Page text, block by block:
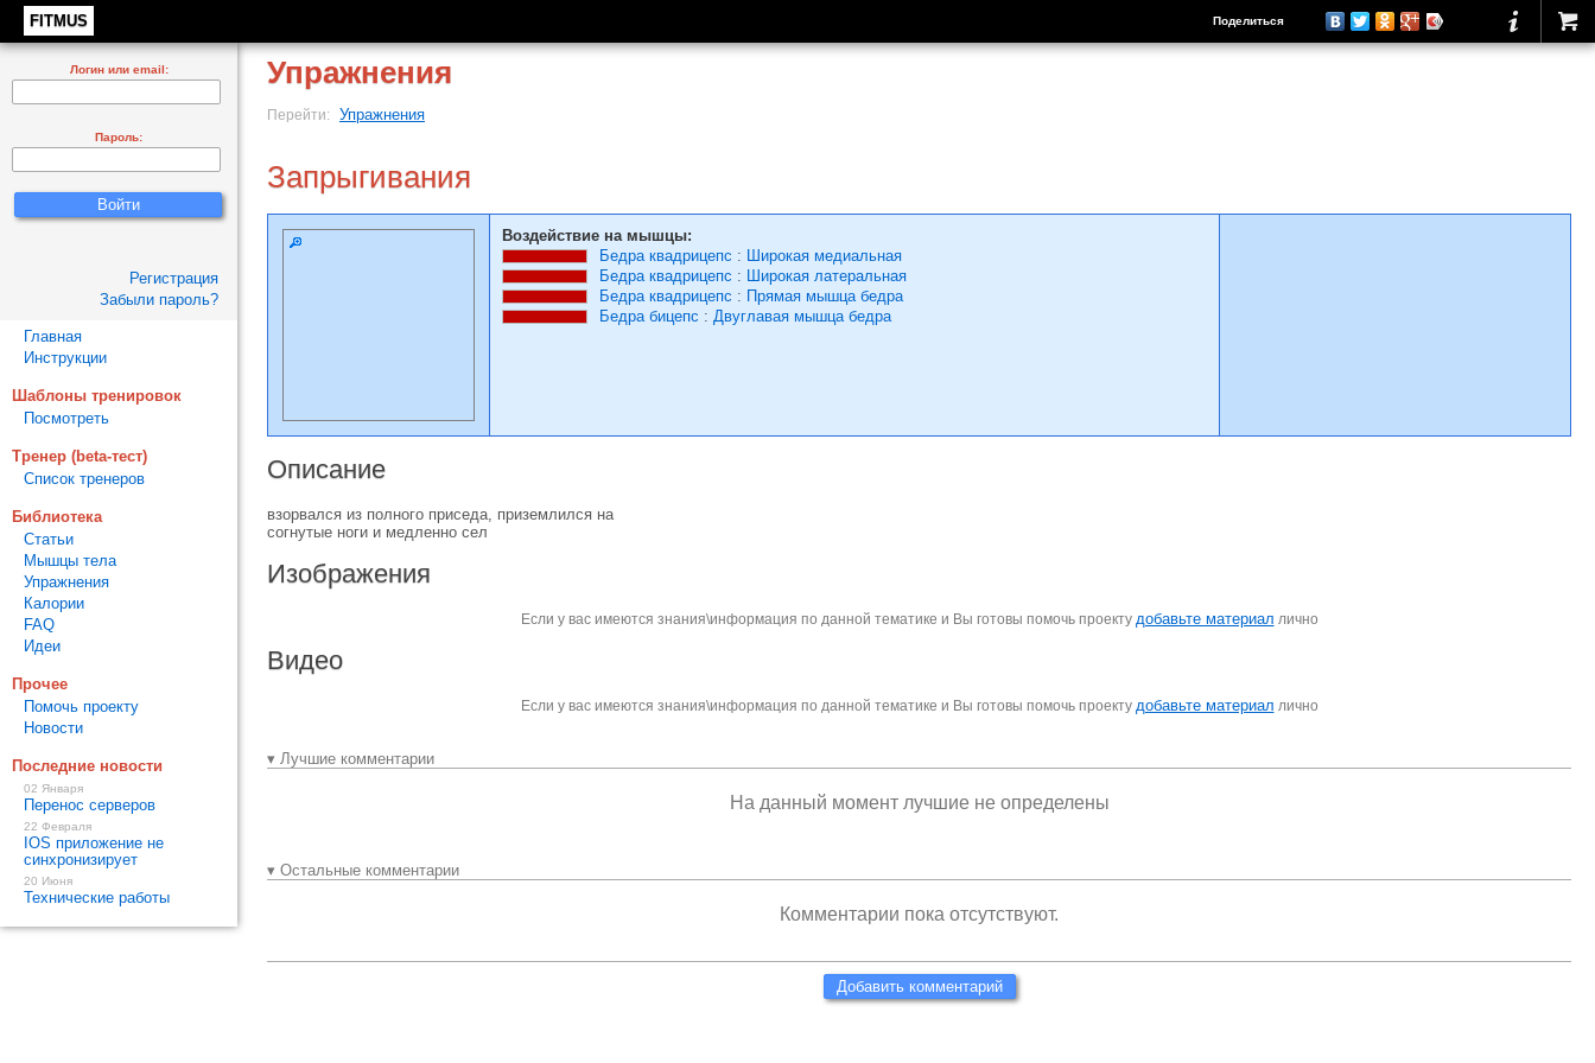
FITMUS Поделиться
Упражнения
Перейти: Упражнения
Запрыгивания
Воздействие на мышцы:
Бедра квадрицепс : Широкая медиальная
Бедра квадрицепс : Широкая латеральная
Бедра квадрицепс : Прямая мышца бедра
Бедра бицепс : Двуглавая мышца бедра
Описание
взорвался из полного приседа, приземлился на
согнутые ноги и медленно сел
Изображения
Если у вас имеются знания\информация по данной тематике и Вы готовы помочь проекту добавьте материал лично
Видео
Если у вас имеются знания\информация по данной тематике и Вы готовы помочь проекту добавьте материал лично
▾ Лучшие комментарии
На данный момент лучшие не определены
▾ Остальные комментарии
Комментарии пока отсутствуют.
Добавить комментарий
Логин или email:
Пароль:
Регистрация
Забыли пароль?
Главная
Инструкции
Шаблоны тренировок
Посмотреть
Тренер (beta-тест)
Список тренеров
Библиотека
Статьи
Мышцы тела
Упражнения
Калории
FAQ
Идеи
Прочее
Помочь проекту
Новости
Последние новости
02 Января
Перенос серверов
22 Февраля
IOS приложение не
синхронизирует
20 Июня
Технические работы